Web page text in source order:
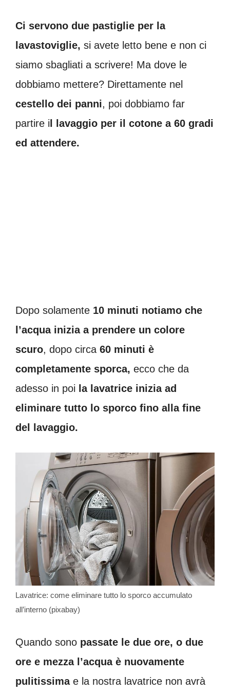
Ci servono due pastiglie per la
lavastoviglie, si avete letto bene e non ci
siamo sbagliati a scrivere! Ma dove le
dobbiamo mettere? Direttamente nel
cestello dei panni, poi dobbiamo far
partire i l lavaggio per il cotone a 60 gradi
ed attendere.
Dopo solamente 10 minuti notiamo che
l’acqua inizia a prendere un colore
scuro, dopo circa 60 minuti è
completamente sporca, ecco che da
adesso in poi la lavatrice inizia ad
eliminare tutto lo sporco fino alla fine
del lavaggio.
Lavatrice: come eliminare tutto lo sporco accumulato
all’interno (pixabay)
Quando sono passate le due ore, o due
ore e mezza l’acqua è nuovamente
pulitissimae la nostra lavatrice non avrà